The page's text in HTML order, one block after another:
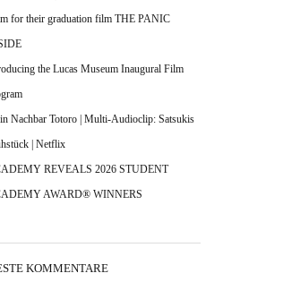
for their graduation film THE PANIC
the Lucas Museum Inaugural Film
Nachbar Totoro | Multi-Audioclip: Satsukis
| Netflix
REVEALS 2026 STUDENT
AWARD® WINNERS
KOMMENTARE